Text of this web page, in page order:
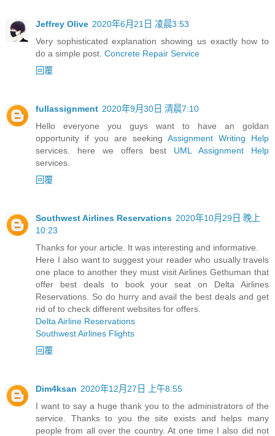
Jeffrey Olive 2020年6月21日 凌晨3:53
Very sophisticated explanation showing us exactly how to
do a simple post. Concrete Repair Service
回覆
fullassignment 2020年9月30日 清晨7:10
Hello everyone you guys want to have an goldan
opportunity if you are seeking Assignment Writing Help
services. here we offers best UML Assignment Help
services.
回覆
Southwest Airlines Reservations 2020年10月29日 晚上
10:23
Thanks for your article. It was interesting and informative.
Here I also want to suggest your reader who usually travels
one place to another they must visit Airlines Gethuman that
offer best deals to book your seat on Delta Airlines
Reservations. So do hurry and avail the best deals and get
rid of to check different websites for offers.
Delta Airline Reservations
Southwest Airlines Flights
回覆
Dim4ksan 2020年12月27日 上午8:55
I want to say a huge thank you to the administrators of the
service. Thanks to you the site exists and helps many
people from all over the country. At one time I also did not